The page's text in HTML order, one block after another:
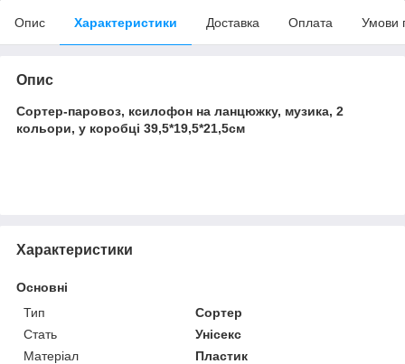
Опис Характеристики Доставка Оплата Умови
Опис
Сортер-паровоз, ксилофон на ланцюжку, музика, 2
кольори, у коробці 39,5*19,5*21,5см
Характеристики
Основні
Тип
Сортер
Стать
Унісекс
Матеріал
Пластик